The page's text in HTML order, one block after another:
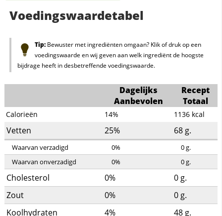
Voedingswaardetabel
Tip:Bewuster met ingrediënten omgaan? Klik of druk op een
voedingswaarde en wij geven aan welk ingrediënt de hoogste
bijdrage heeft in desbetreffende voedingswaarde.
Dagelijks
Aanbevolen
Recept
Totaal
Calorieën 14% 1136 kcal
Vetten 25% 68 g.
Waarvan verzadigd 0% 0g.
Waarvan onverzadigd
0% 0g.
Cholesterol 0% 0 g.
Zout
0% 0 g.
Koolhydraten
4% 48 g.